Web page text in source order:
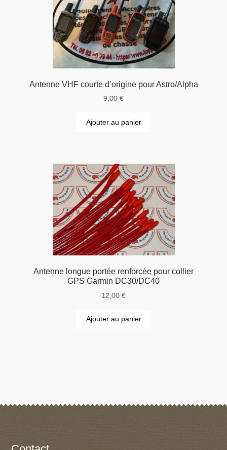
Antenne VHF courte d’origine pour Astro/Alpha
9,00 €
Ajouter au panier
Antenne longue portée renforcée pour collier
GPS Garmin DC30/DC40
12,00 €
Ajouter au panier